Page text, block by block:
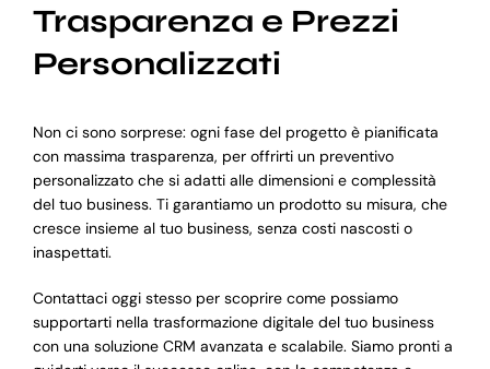
Trasparenza e Prezzi
Personalizzati
Non ci sono sorprese: ogni fase del progetto è pianificata
con massima trasparenza, per offrirti un preventivo
personalizzato che si adatti alle dimensioni e complessità
del tuo business. Ti garantiamo un prodotto su misura, che
cresce insieme al tuo business, senza costi nascosti o
inaspettati.
Contattaci oggi stesso per scoprire come possiamo
supportarti nella trasformazione digitale del tuo business
con una soluzione CRM avanzata e scalabile. Siamo pronti a